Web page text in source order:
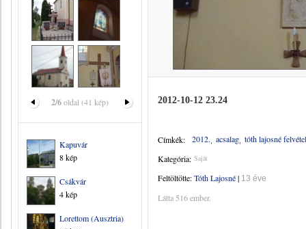
2/6oldal (41 kép)
Kapuvár
8 kép
Csákvár
4 kép
Lorettom (Ausztria)
2012-10-12 23.24
Címkék: 2012. acsalag tóth lajosné
Kategória: Saját
Feltöltötte:Tóth Lajosné| 13 éve
Látta 516 ember.